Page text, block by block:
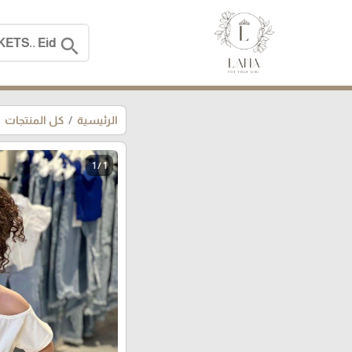
search
الرئيسية كل المنتجات
1 / 1